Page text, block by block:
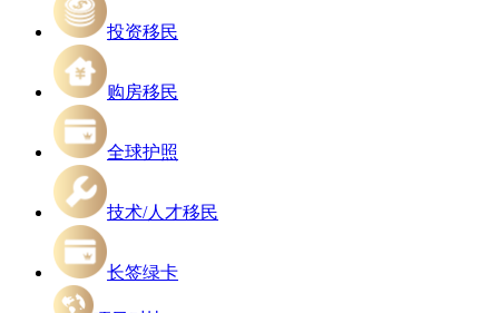
投资移民
购房移民
全球护照
技术/人才移民
长签绿卡